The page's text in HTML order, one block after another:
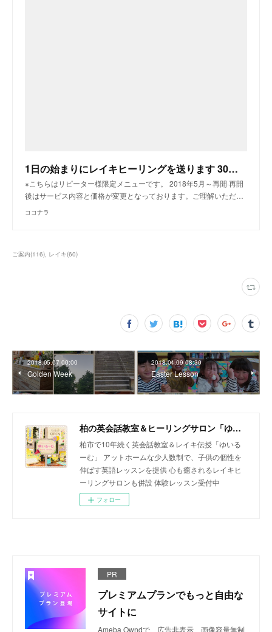
1日の始まりにレイキヒーリングを送ります 30日間毎朝レイキをお届け！毎月鑑定付き【リピーター様限定】｜ヒーリング | ココナラ
※こちらはリピーター様限定メニューです。 2018年5月～再開·再開
後はサービス内容と価格が変更となっております。ご理解いただ…
ココナラ
ご案内(116) レイキ(60)
2018.05.07 00:00
Golden Week
2018.04.09 08:30
Easter Lesson
柏の英会話教室＆ヒーリングサロン「ゆいるーむ」
柏市で10年続く英会話教室＆レイキ伝授「ゆいる
ーむ」 アットホームな少人数制で、子供の個性を
伸ばす英語レッスンを提供 心も癒されるレイキヒ
ーリングサロンも併設 体験レッスン受付中
フォロー
PR
プレミアムプランでもっと自由な
サイトに
Ameba Owndで、広告非表示、画像容量無制